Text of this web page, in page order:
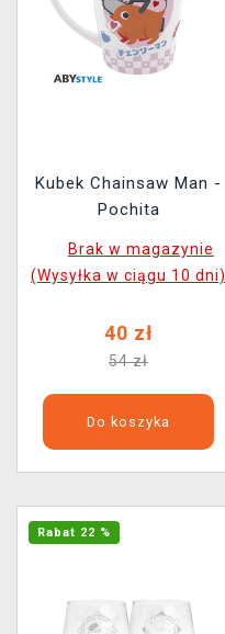
Kubek Chainsaw Man -
Pochita
Brak w magazynie
(Wysyłka w ciągu 10 dni)
40 zł
54 zł
Do koszyka
Rabat 22 %